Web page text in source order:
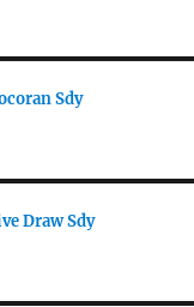
Sdy
Draw Sdy